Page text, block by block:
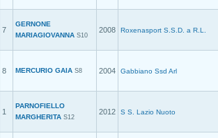
7
GERNONE
MARIAGIOVANNA S10
2008 Roxenasport S.S.D. a R.L.
8 MERCURIO GAIA S8 2004 Gabbiano Ssd Arl
1
PARNOFIELLO
MARGHERITA S12
2012 S S. Lazio Nuoto